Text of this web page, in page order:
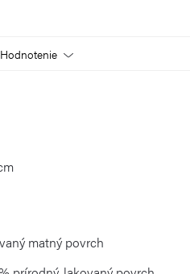
Hodnotenie
matný povrch